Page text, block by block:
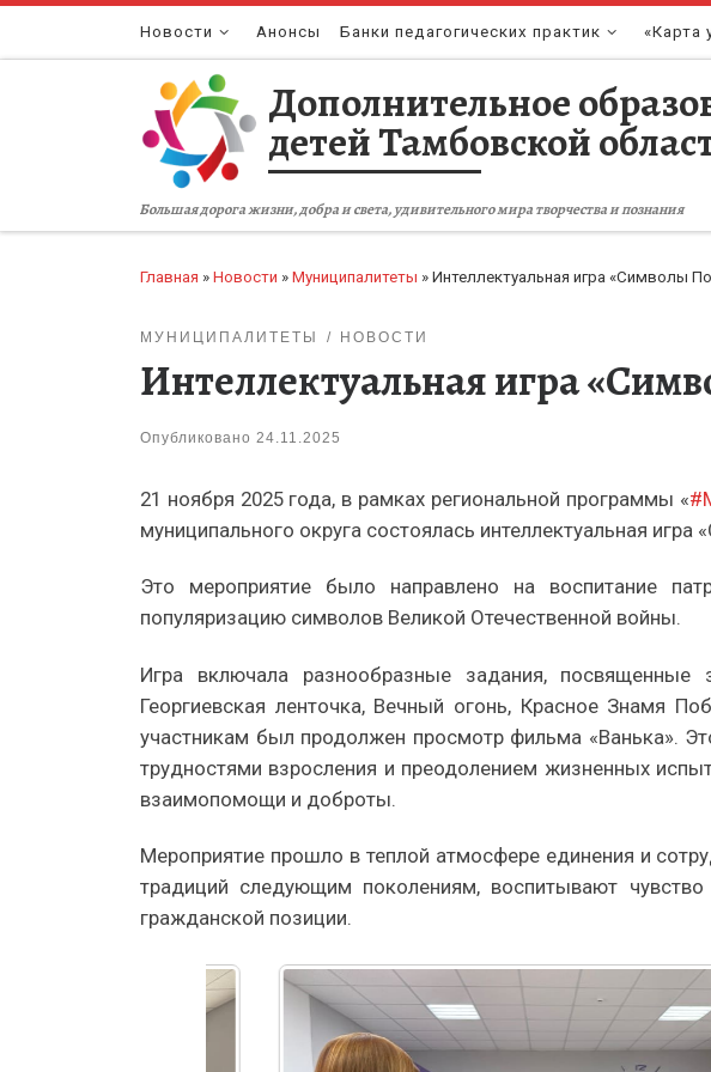
Перейти к содержимому
Новости Анонсы Банки педагогических практик «Карта
Дополнительное
детей Тамбовской
Большая дорога жизни, добра и света, удивительного мира творчества и познания
Главная » Новости » Муниципалитеты » Интеллектуальная игра «Символы
МУНИЦИПАЛИТЕТЫ НОВОСТИ
Интеллектуальная игра
Опубликовано 24.11.2025
21 ноября 2025 года, в рамках региональной программы «
муниципального округа состоялась интеллектуальная
Это мероприятие было направлено на воспитание
популяризацию символов Великой Отечественной войны.
Игра включала разнообразные задания,
Георгиевская ленточка, Вечный огонь, Красное Знамя
участникам был продолжен просмотр фильма «Ванька».
трудностями взросления и преодолением жизненных
взаимопомощи и доброты.
Мероприятие прошло в теплой атмосфере единения и
традиций следующим поколениям, воспитывают
гражданской позиции.